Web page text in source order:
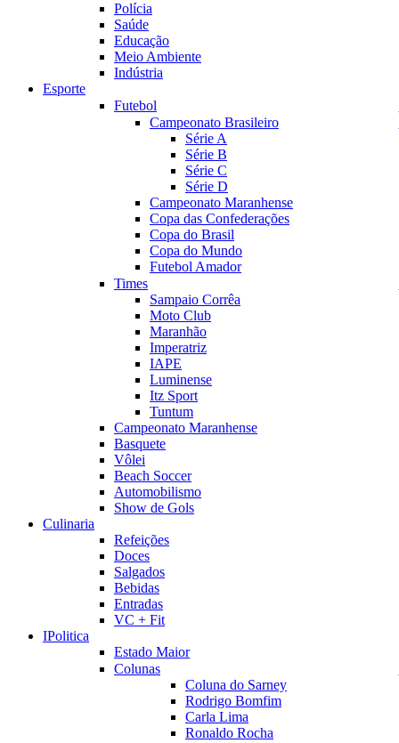
Polícia
Saúde
Educação
Meio Ambiente
Indústria
Esporte
Futebol
Campeonato Brasileiro
Série A
Série B
Série C
Série D
Campeonato Maranhense
Copa das Confederações
Copa do Brasil
Copa do Mundo
Futebol Amador
Times
Sampaio Corrêa
Moto Club
Maranhão
Imperatriz
IAPE
Luminense
Itz Sport
Tuntum
Campeonato Maranhense
Basquete
Vôlei
Beach Soccer
Automobilismo
Show de Gols
Culinaria
Refeições
Doces
Salgados
Bebidas
Entradas
VC + Fit
IPolitica
Estado Maior
Colunas
Coluna do Sarney
Rodrigo Bomfim
Carla Lima
Ronaldo Rocha